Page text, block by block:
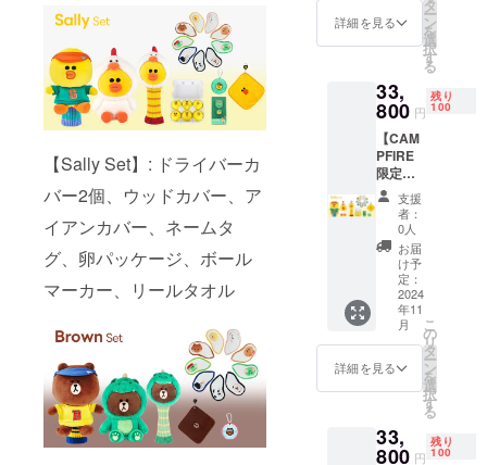
【Sally Set】: ドライバーカ
バー2個、ウッドカバー、ア
イアンカバー、ネームタ
グ、卵パッケージ、ボール
マーカー、リールタオル
が遅れ
る場合
更にな
す。ご
了承く
ださ
い。 ※
ご注文
状況、
使用部
材の供
給状
況、製
造工程
上の都
合等に
より出
荷時期
が遅れ
る場合
カ
バー、
アイア
バー、
ボール
マー
カー、
バック
パック
ポー
チ、
ボール
ポー
チ、卵
パッ
ケージ
※デザイ
ン・仕
様は変
更にな
す。ご
了承く
詳細を見る
タ
ー
ン
を
選
択
す
る
33,
800 円
残り
100
【CAM
PFIRE
限定】
Sally
Set
【リ
ターン
内容】
・ドラ
イバー
カバー2
個、
ウッド
カ
バー、
アイア
バー、
ネーム
支援
者：
0人
お届
け予
定：
2024
年11
月
詳細を見る
こ
の
リ
タ
ー
ン
を
選
択
す
る
33,
800 円
残り
100